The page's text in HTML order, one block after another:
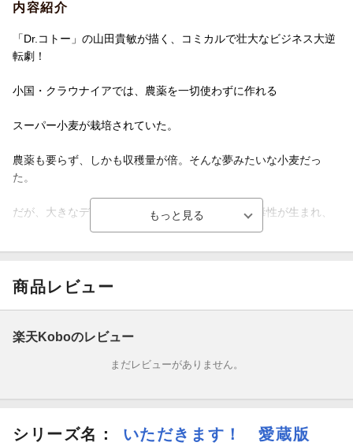
内容紹介
「Dr.コトー」の山田貴敏が描く、コミカルで壮大なビジネス大逆
転劇！
小国・クラウナイアでは、農薬を一切使わずに作れる
スーパー小麦が栽培されていた。
農薬も要らず、しかも収穫量が倍。そんな夢みたいな小麦だっ
た。
だが、大きなデメリットがあった、実をつけると毒性が生まれ、
しかも、ワラにも毒性があり、焼くと毒ガスを発生させるのだ。
る。
＄78.「クラウナイアで大誘拐!?」
＄79.「ゴダイ、幽霊に…!?」
商品レビュー
楽天Koboのレビュー
まだレビューがありません。
シリーズ名： いただきます！ 愛蔵版